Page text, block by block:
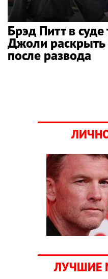
Брэд Питт в суде
Джоли
после развода
ЛУЧШИЕ